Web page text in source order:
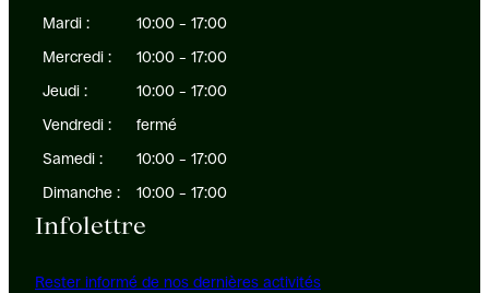
Mardi :
10:00 – 17:00
Mercredi :
10:00 – 17:00
Jeudi :
10:00 – 17:00
Vendredi :
fermé
Samedi :
10:00 – 17:00
Dimanche :
10:00 – 17:00
Infolettre
Rester informé de nos dernières activités